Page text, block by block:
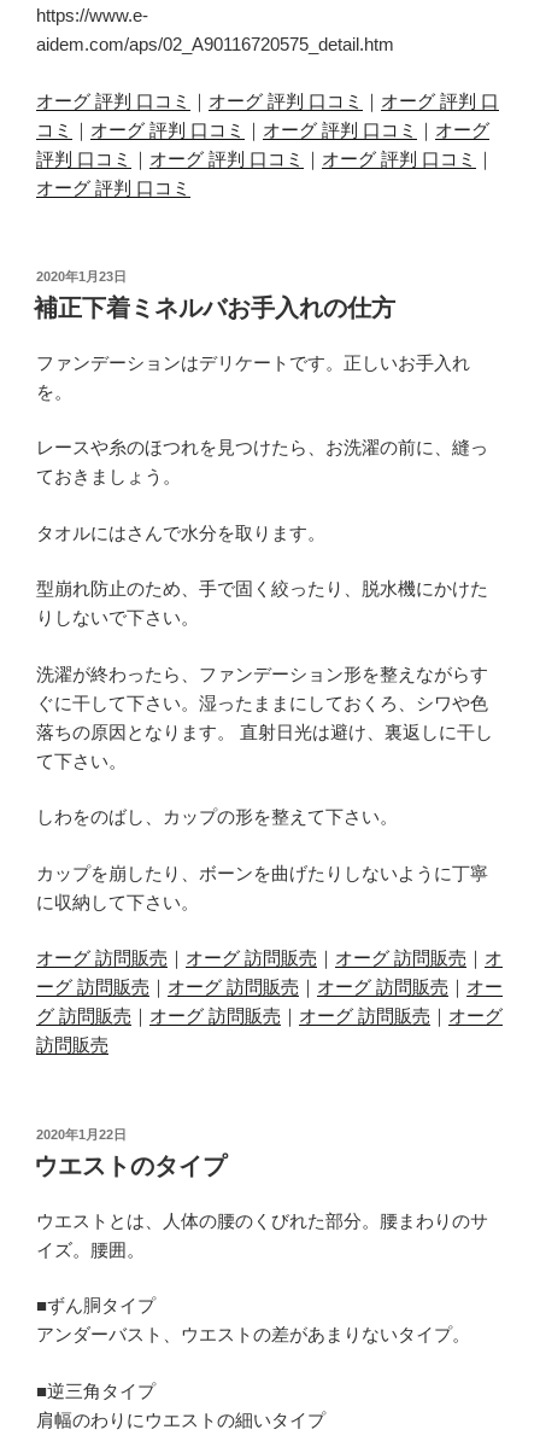
https://www.e-
aidem.com/aps/02_A90116720575_detail.htm
オーグ 評判 口コミ ｜ オーグ 評判 口コミ ｜ オーグ 評判 口
コミ
｜ オーグ 評判 口コミ ｜ オーグ 評判 口コミ ｜ オーグ
評判 口コミ
｜ オーグ 評判 口コミ ｜ オーグ 評判 口コミ
｜
オーグ 評判 口コミ
投
稿
日:
2020年1月23日
補正下着ミネルバお手入れの仕方
ファンデーションはデリケートです。正しいお手入れ
を。
レースや糸のほつれを見つけたら、お洗濯の前に、縫っ
ておきましょう。
タオルにはさんで水分を取ります。
型崩れ防止のため、手で固く絞ったり、脱水機にかけた
りしないで下さい。
洗濯が終わったら、ファンデーション形を整えながらす
ぐに干して下さい。湿ったままにしておくろ、シワや色
落ちの原因となります。 直射日光は避け、裏返しに干し
て下さい。
しわをのばし、カップの形を整えて下さい。
カップを崩したり、ボーンを曲げたりしないように丁寧
に収納して下さい。
オーグ 訪問販売 ｜ オーグ 訪問販売 ｜ オーグ 訪問販売 ｜ オ
ーグ 訪問販売 ｜ オーグ 訪問販売 ｜ オーグ 訪問販売 ｜ オー
グ 訪問販売 ｜ オーグ 訪問販売 ｜ オーグ 訪問販売 ｜ オーグ
訪問販売
投
稿
日:
2020年1月22日
ウエストのタイプ
ウエストとは、人体の腰のくびれた部分。腰まわりのサ
イズ。腰囲。
■ずん胴タイプ
アンダーバスト、ウエストの差があまりないタイプ。
■逆三角タイプ
肩幅のわりにウエストの細いタイプ